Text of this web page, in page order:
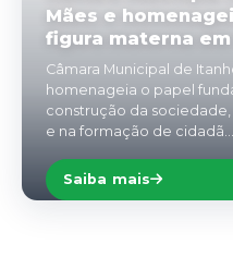
Mães e
figura materna
Câmara Municipal de
homenageia o papel
construção da
e na formação de cidadã...
Saiba mais